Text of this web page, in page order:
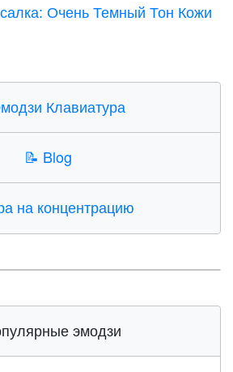
Очень Темный Тон Кожи
Клавиатура
📝 Blog
на концентрацию
эмодзи